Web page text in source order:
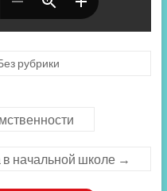
рубрики
в начальной школе →